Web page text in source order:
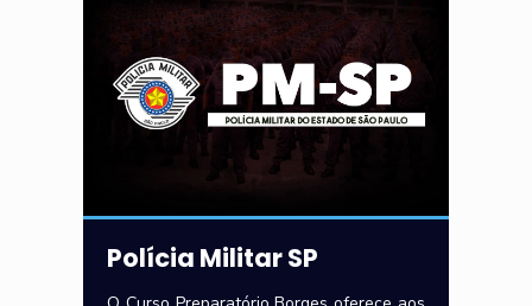
Polícia Militar SP